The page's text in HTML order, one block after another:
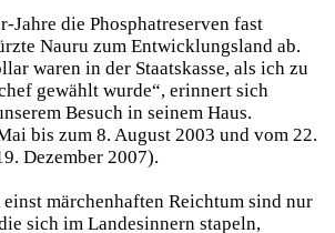
Jahre die Phosphatreserven fast
Nauru zum Entwicklungsland ab.
waren in der Staatskasse, als ich zu
gewählt wurde“, erinnert sich
Besuch in seinem Haus.
bis zum 8. August 2003 und vom 22.
Dezember 2007).
märchenhaften Reichtum sind nur
sich im Landesinnern stapeln,